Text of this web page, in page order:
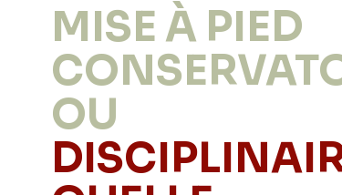
MISE À PIED
OU